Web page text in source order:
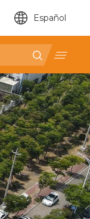
Español